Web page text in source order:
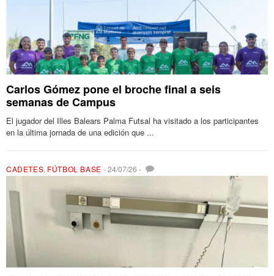
Carlos Gómez pone el broche final a seis
semanas de Campus
El jugador del Illes Balears Palma Futsal ha visitado a los participantes
en la última jornada de una edición que ...
CADETES, FÚTBOL BASE -24/07/26 -